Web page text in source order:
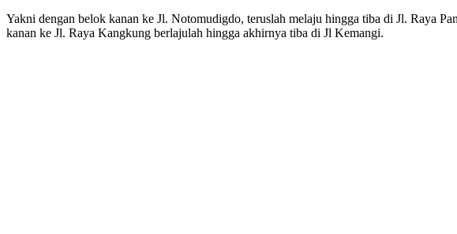
Yakni dengan belok kanan ke Jl. Notomudigdo, teruslah melaju hingga tiba di Jl. Raya
kanan ke Jl. Raya Kangkung berlajulah hingga akhirnya tiba di Jl Kemangi.